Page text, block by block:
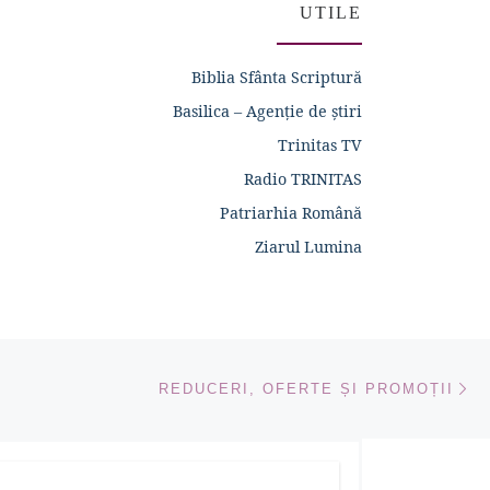
UTILE
Biblia Sfânta Scriptură
Basilica – Agenție de știri
Trinitas TV
Radio TRINITAS
Patriarhia Română
Ziarul Lumina
REDUCERI, OFERTE ȘI PROMOȚII